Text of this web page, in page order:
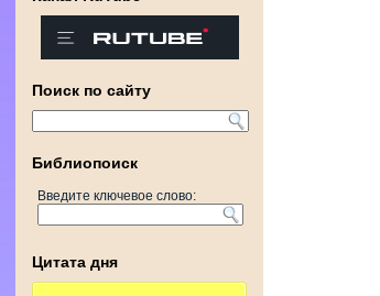
Поиск по сайту
Библиопоиск
Введите ключевое слово:
Цитата дня